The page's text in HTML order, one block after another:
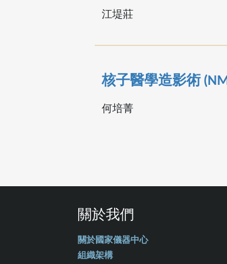
江堤莊
核子醫學造影術
何培菁
關於我們
關於國家儀器中心
組織架構